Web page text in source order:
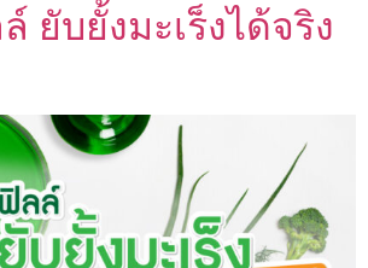
ยับยั้งมะเร็งได้จริง